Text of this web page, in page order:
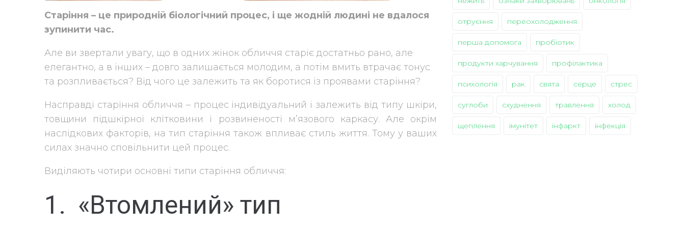
Старіння – це природній біологічний процес, і ще жодній людині не вдалося
зупинити час.
Але ви звертали увагу, що в одних жінок обличчя старіє достатньо рано, але
елегантно, а в інших – довго залишається молодим, а потім вмить втрачає тонус
та розпливається? Від чого це залежить та як боротися із проявами старіння?
Насправді старіння обличчя – процес індивідуальний і залежить від типу шкіри,
товщини підшкірної клітковини і розвиненості м’язового каркасу. Але окрім
наслідкових факторів, на тип старіння також впливає стиль життя. Тому у ваших
силах значно сповільнити цей процес.
Виділяють чотири основні типи старіння обличчя:
1. «Втомлений» тип
отруєння переохолодження
перша допомога пробіотик
продукти харчування профілактика
психологія рак свята серце стрес
суглоби схуднення травлення холод
щеплення імунітет інфаркт інфекція